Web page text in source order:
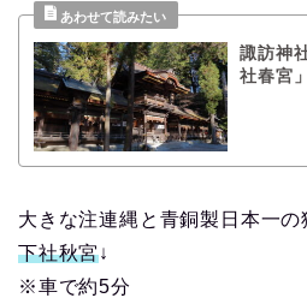
諏訪神
社春宮」
大きな注連縄と青銅製日本一の
下社秋宮↓
※車で約5分